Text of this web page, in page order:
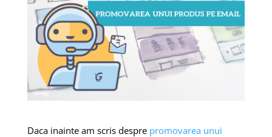
Daca inainte am scris despre promovarea unui